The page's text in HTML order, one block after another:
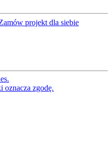
projekt dla siebie
oznacza zgodę.